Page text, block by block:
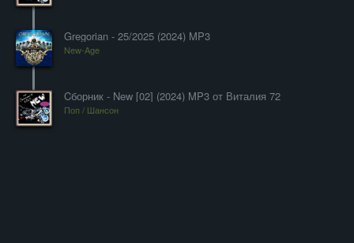
Gregorian - 25/2025 (2024) MP3
New-Age
Cборник - New [02] (2024) MP3 от Виталия 72
Поп / Шансон